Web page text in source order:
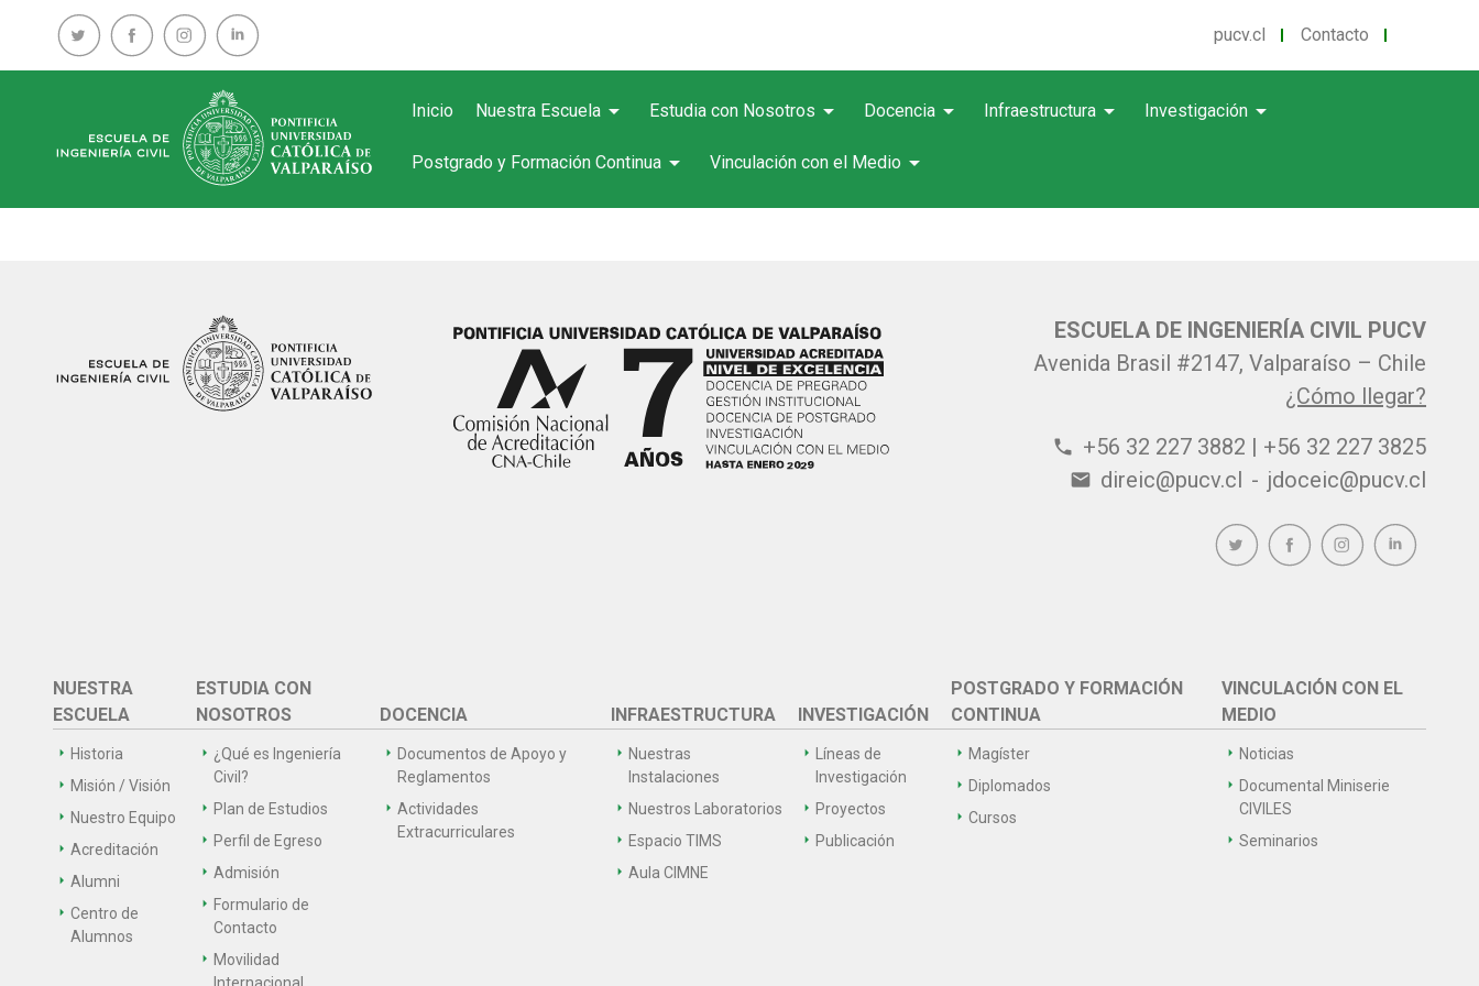
pucv.cl Contacto
Inicio Nuestra Escuela arrow_drop_down Estudia con Nosotros arrow_drop_down Docencia arrow_drop_down Infraestructura arrow_drop_down Investigación arrow_drop_down
Postgrado y Formación Continua arrow_drop_down Vinculación con el Medio arrow_drop_down
ESCUELA DE INGENIERÍA CIVIL PUCV
Avenida Brasil #2147, Valparaíso – Chile
¿Cómo llegar?
phone +56 32 227 3882 | +56 32 227 3825
email direic@pucv.cl - jdoceic@pucv.cl
NUESTRA
ESCUELA
Historia
Misión / Visión
Nuestro Equipo
Acreditación
Alumni
Centro de
Alumnos
ESTUDIA CON
NOSOTROS
¿Qué es Ingeniería
Civil?
Plan de Estudios
Perfil de Egreso
Admisión
Formulario de
Contacto
Movilidad
DOCENCIA
Documentos de Apoyo y
Reglamentos
Actividades
Extracurriculares
INFRAESTRUCTURA
Nuestras
Instalaciones
Nuestros Laboratorios
Espacio TIMS
Aula CIMNE
INVESTIGACIÓN
Líneas de
Investigación
Proyectos
Publicación
POSTGRADO Y FORMACIÓN
CONTINUA
Magíster
Diplomados
Cursos
VINCULACIÓN CON EL
MEDIO
Noticias
Documental Miniserie
CIVILES
Seminarios